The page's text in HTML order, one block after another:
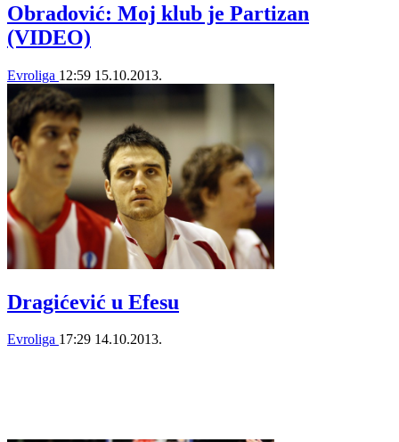
Obradović: Moj klub je Partizan
(VIDEO)
Evroliga 12:59 15.10.2013.
Dragićević u Efesu
Evroliga 17:29 14.10.2013.